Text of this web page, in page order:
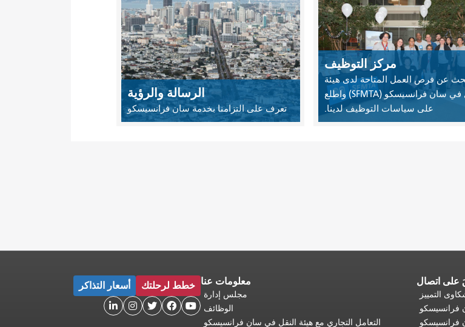
مركز التوظيف
عن فرص العمل المتاحة لدى هيئة
النقل في سان فرانسيسكو (SFMTA) واطلع
على سياسات التوظيف لدينا.
الرسالة والرؤية
تعرف على التزامنا بخدمة سان فرانسيسكو
على اتصال
التمييز
فرانسيسكو
فرانسيسكو
معلومات عنا
مجلس إدارة
الوظائف
التعامل التجاري مع هيئة النقل في سان فرانسيسكو
خطط لرحلتك أسعار التذاكر




